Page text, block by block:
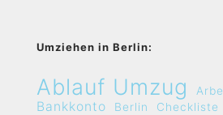
Umziehen in Berlin:
Ablauf Umzug
Bankkonto
Berlin
Checkliste